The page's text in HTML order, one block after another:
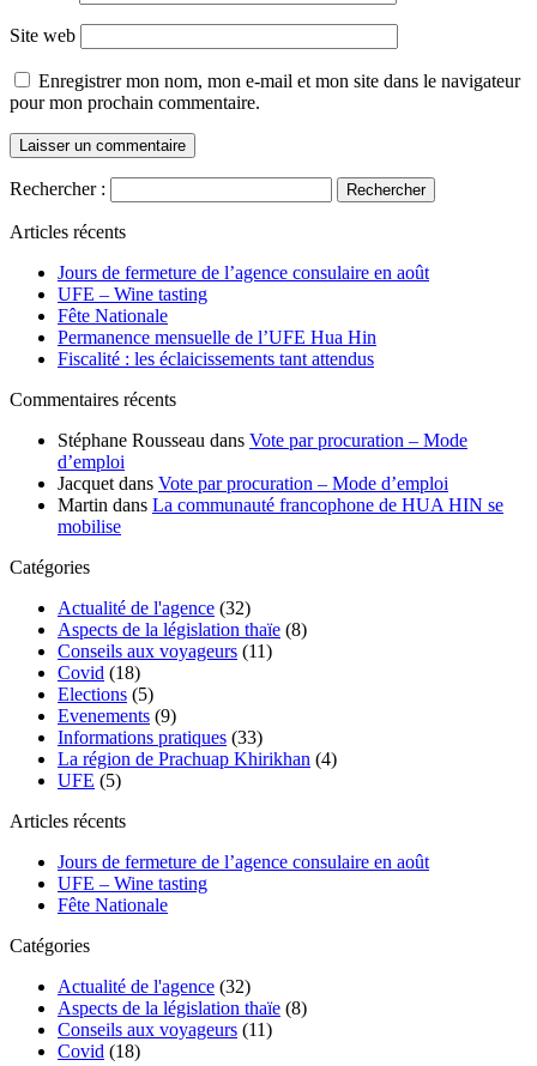
Site web
Enregistrer mon nom, mon e-mail et mon site dans le navigateur
pour mon prochain commentaire.
Rechercher :
Articles récents
Jours de fermeture de l’agence consulaire en août
UFE – Wine tasting
Fête Nationale
Permanence mensuelle de l’UFE Hua Hin
Fiscalité : les éclaicissements tant attendus
Commentaires récents
Stéphane Rousseau dans Vote par procuration – Mode
d’emploi
Jacquet dans Vote par procuration – Mode d’emploi
Martin dans La communauté francophone de HUA HIN se
mobilise
Catégories
Actualité de l'agence (32)
Aspects de la législation thaïe (8)
Conseils aux voyageurs (11)
Covid (18)
Elections (5)
Evenements (9)
Informations pratiques (33)
La région de Prachuap Khirikhan (4)
UFE (5)
Articles récents
Jours de fermeture de l’agence consulaire en août
UFE – Wine tasting
Fête Nationale
Catégories
Actualité de l'agence (32)
Aspects de la législation thaïe (8)
Conseils aux voyageurs (11)
Covid (18)